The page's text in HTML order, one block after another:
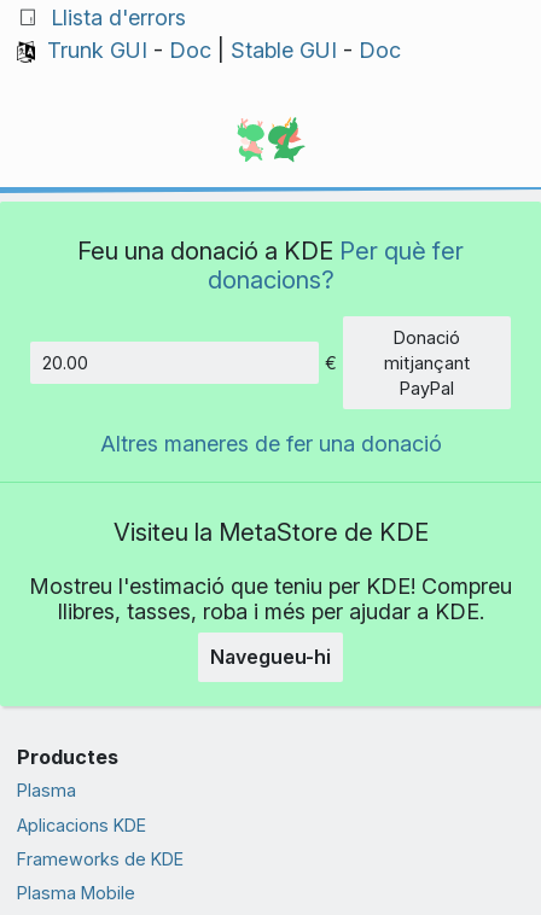
Llista d'errors
Trunk GUI - Doc| Stable GUI - Doc
Feu una donació a KDE Per què fer
donacions?
€
Donació
mitjançant
PayPal
Altres maneres de fer una donació
Visiteu la MetaStore de KDE
Mostreu l'estimació que teniu per KDE! Compreu
llibres, tasses, roba i més per ajudar a KDE.
Navegueu-hi
Productes
Plasma
Aplicacions KDE
Frameworks de KDE
Plasma Mobile